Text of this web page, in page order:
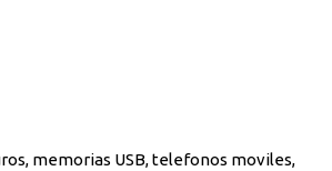
memorias USB, telefonos moviles,